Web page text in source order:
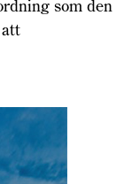
som den